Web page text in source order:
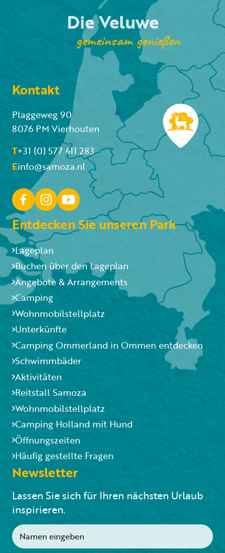
Die Veluwe
gemeinsam genießen
Kontakt
Plaggeweg 90
8076 PM Vierhouten
T+31 (0) 577 411 283
Einfo@samoza.nl
Entdecken Sie unseren Park
Lageplan
Buchen über den Lageplan
Angebote & Arrangements
Camping
Wohnmobilstellplatz
Unterkünfte
Camping Ommerland in Ommen entdecken
Schwimmbäder
Aktivitäten
Reitstall Samoza
Wohnmobilstellplatz
Camping Holland mit Hund
Öffnungszeiten
Häufig gestellte Fragen
Newsletter
Lassen Sie sich für Ihren nächsten Urlaub
inspirieren.